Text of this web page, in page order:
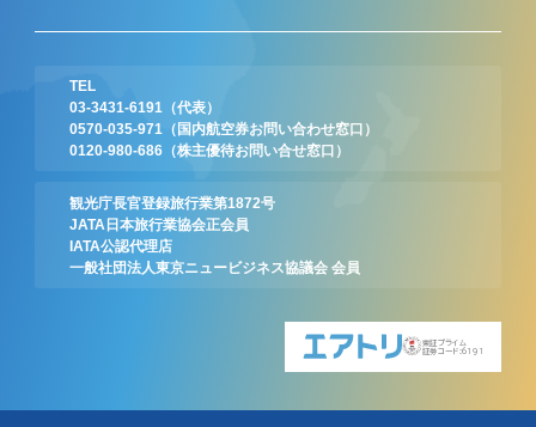
TEL
03-3431-6191
（代表）
0570-035-971
（国内航空券お問い合わせ窓口）
0120-980-686 （株主優待お問い合せ窓口）
観光庁長官登録旅行業第1872号
JATA日本旅行業協会正会員
IATA公認代理店
一般社団法人東京ニュービジネス協議会 会員
東証プライム
証券コード:6191